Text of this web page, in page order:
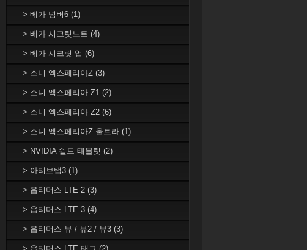
> 베가 넘버6 (1)
> 베가 시크릿노트 (4)
> 베가 시크릿 업 (6)
> 소니 엑스페리아Z (3)
> 소니 엑스페리아 Z1 (2)
> 소니 엑스페리아 Z2 (6)
> 소니 엑스페리아Z 울트라 (1)
> NVIDIA 쉴드 태블릿 (2)
> 아티브탭3 (1)
> 옵티머스 LTE 2 (3)
> 옵티머스 LTE 3 (4)
> 옵티머스 뷰 / 뷰2 / 뷰3 (3)